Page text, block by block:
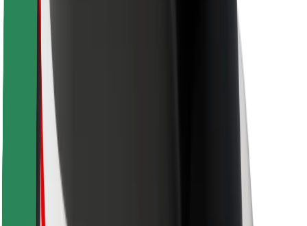
Города
Решения для городской среды
Аэропорты
Зарядные док-станции Bolt